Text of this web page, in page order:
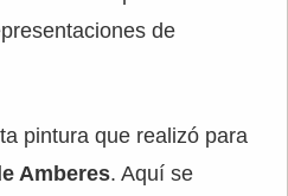
de
pintura que realizó para
Amberes. Aquí se